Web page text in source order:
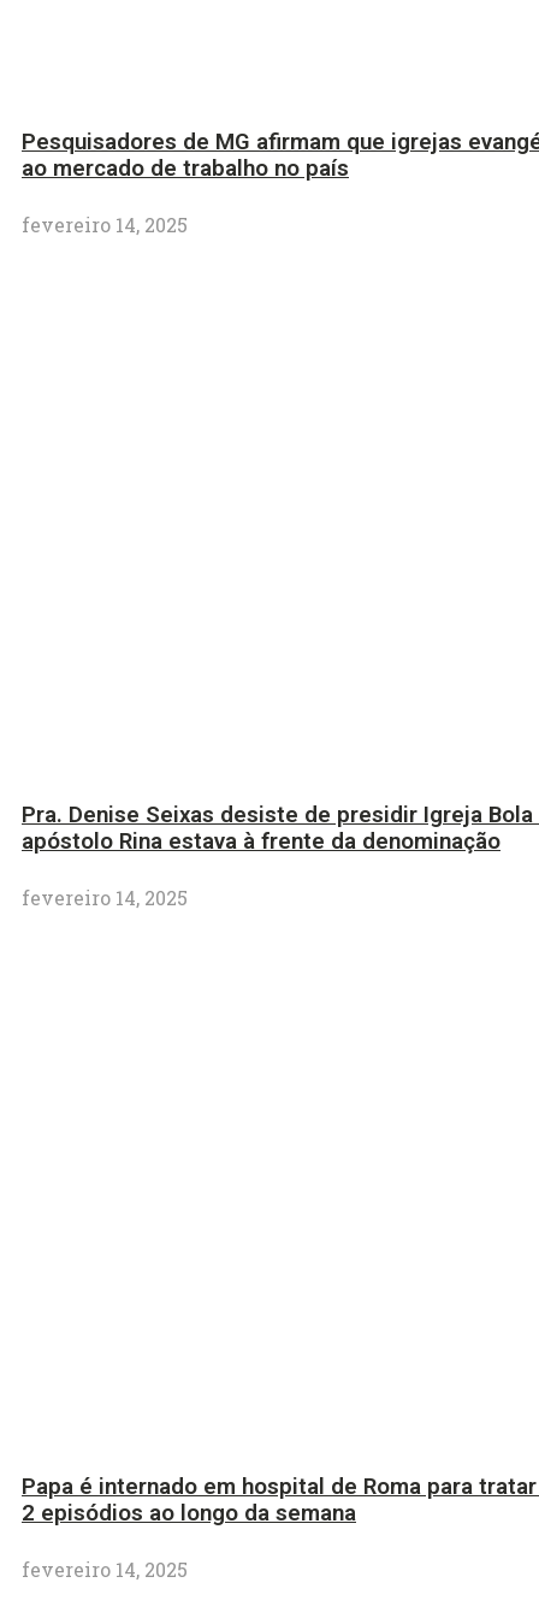
Pesquisadores de MG afirmam que igrejas
ao mercado de trabalho no país
fevereiro 14, 2025
Pra. Denise Seixas desiste de presidir Igreja Bola
apóstolo Rina estava à frente da denominação
fevereiro 14, 2025
Papa é internado em hospital de Roma para
2 episódios ao longo da semana
fevereiro 14, 2025